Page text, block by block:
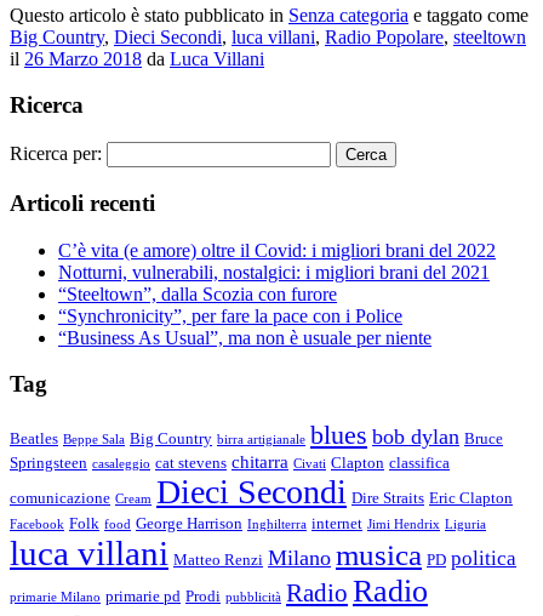
Questo articolo è stato pubblicato in Senza categoria e taggato come
Big Country, Dieci Secondi, luca villani, Radio Popolare, steeltown
il 26 Marzo 2018 da Luca Villani
Ricerca
Ricerca per:
Articoli recenti
C’è vita (e amore) oltre il Covid: i migliori brani del 2022
Notturni, vulnerabili, nostalgici: i migliori brani del 2021
“Steeltown”, dalla Scozia con furore
“Synchronicity”, per fare la pace con i Police
“Business As Usual”, ma non è usuale per niente
Tag
Beatles Beppe Sala Big Country birra artigianale blues bob dylan Bruce
Springsteen casaleggio cat stevens chitarra Civati Clapton classifica
comunicazione Cream Dieci Secondi Dire Straits Eric Clapton
Facebook Folk food George Harrison Inghilterra internet Jimi Hendrix Liguria
luca villani Matteo Renzi Milano musica PD politica
primarie Milano primarie pd Prodi pubblicità Radio Radio